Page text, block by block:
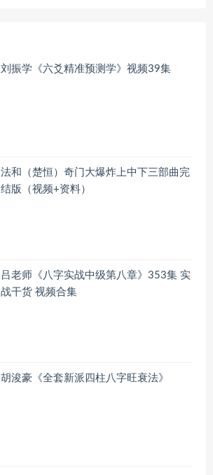
刘振学《六爻精准预测学》视频39集
法和（楚恒）奇门大爆炸上中下三部曲完
结版（视频+资料）
吕老师《八字实战中级第八章》353集 实
战干货 视频合集
胡浚豪《全套新派四柱八字旺衰法》